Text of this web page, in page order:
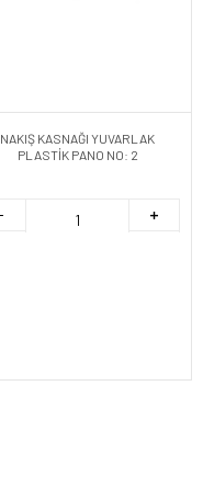
NAKIŞ KASNAĞI YUVARLAK
PLASTİK PANO NO: 2